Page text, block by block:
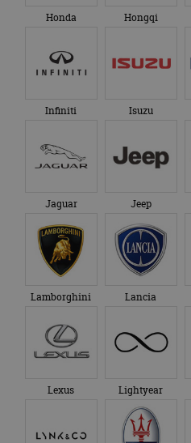
Honda Hongqi
Infiniti Isuzu
Jaguar Jeep
Lamborghini Lancia
Lexus Lightyear